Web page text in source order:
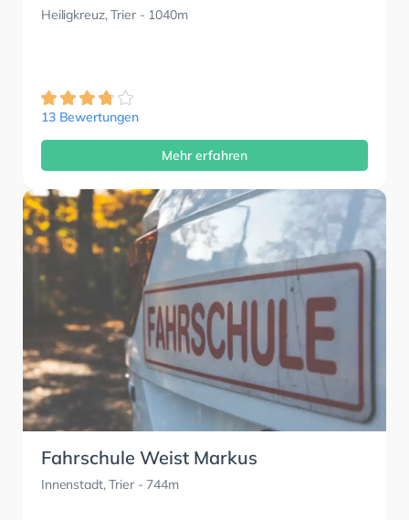
Heiligkreuz, Trier- 1040m
13 Bewertungen
Mehr erfahren
Fahrschule Weist Markus
Innenstadt, Trier- 744m